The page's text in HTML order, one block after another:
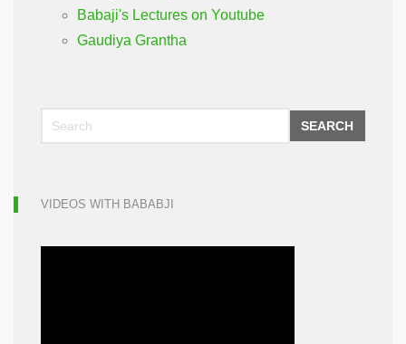
Babaji's Lectures on Youtube
Gaudiya Grantha
SEARCH
VIDEOS WITH BABABJI